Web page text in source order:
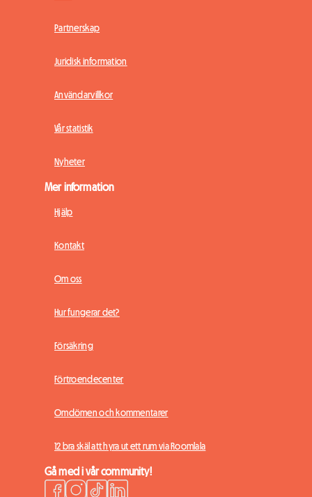
Partnerskap
Juridisk information
Användarvillkor
Vår statistik
Nyheter
Mer information
Hjälp
Kontakt
Om oss
Hur fungerar det?
Försäkring
Förtroendecenter
Omdömen och kommentarer
12 bra skäl att hyra ut ett rum via Roomlala
Gå med i vår community!